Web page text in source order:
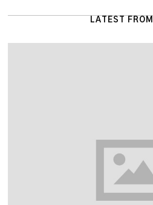
LATEST